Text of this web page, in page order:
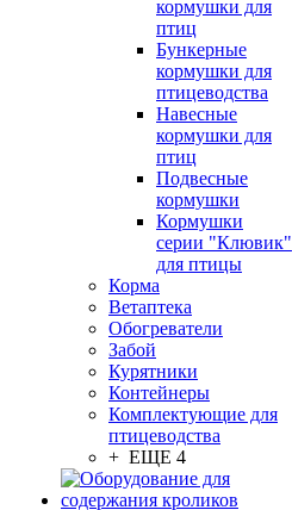
кормушки для
птиц
Бункерные
кормушки для
птицеводства
Навесные
кормушки для
птиц
Подвесные
кормушки
Кормушки
серии "Клювик"
для птицы
Корма
Ветаптека
Обогреватели
Забой
Курятники
Контейнеры
Комплектующие для
птицеводства
+ ЕЩЕ 4